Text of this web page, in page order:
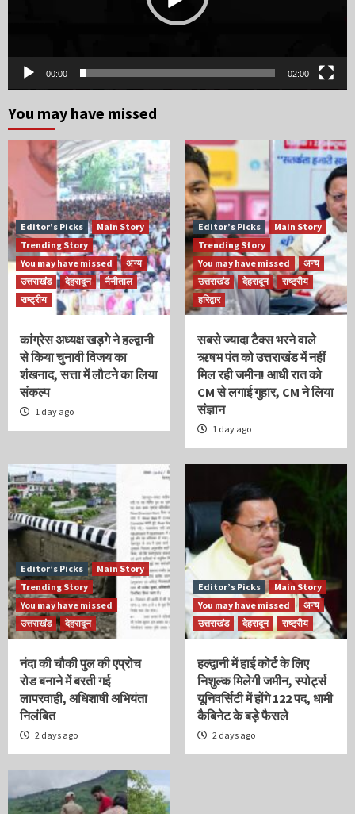
00:00 02:00
You may have missed
Editor’s Picks
Main Story
Trending Story
You may have missed
अन्य
उत्तराखंड
देहरादून
नैनीताल
राष्ट्रीय
कांग्रेस अध्यक्ष खड़गे ने हल्द्वानी
से किया चुनावी विजय का
शंखनाद, सत्ता में लौटने का लिया
संकल्प
1 day ago
Editor’s Picks
Main Story
Trending Story
You may have missed
अन्य
उत्तराखंड
देहरादून
राष्ट्रीय
हरिद्वार
सबसे ज्यादा टैक्स भरने वाले
ऋषभ पंत को उत्तराखंड में नहीं
मिल रही जमीन! आधी रात को
CM से लगाई गुहार, CM ने लिया
संज्ञान
1 day ago
Editor’s Picks
Main Story
Trending Story
You may have missed
उत्तराखंड
देहरादून
नंदा की चौकी पुल की एप्रोच
रोड बनाने में बरती गई
लापरवाही, अधिशाषी अभियंता
निलंबित
2 days ago
Editor’s Picks
Main Story
You may have missed
अन्य
उत्तराखंड
देहरादून राष्ट्रीय
हल्द्वानी में हाई कोर्ट के लिए
निशुल्क मिलेगी जमीन, स्पोर्ट्स
यूनिवर्सिटी में होंगे 122 पद, धामी
कैबिनेट के बड़े फैसले
2 days ago